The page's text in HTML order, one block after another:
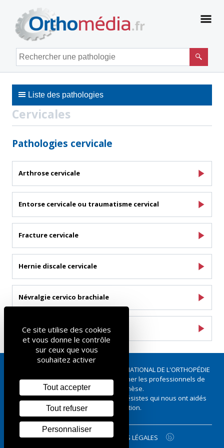
Rechercher une pathologie
Liste des pathologies
Cervicales
Pathologies cervicale
Arthrose cervicale
Entorse cervicale ou traumatisme cervical
Fracture cervicale
Hernie discale cervicale
Névralgie cervico brachiale
Torticolis spasmodique
Ce site a été réalisé par le SYNDICAT NATIONAL DE L'ORTHOPÉDIE
FRANÇAISE - Défendre et accompagner les professionnels de
l’orthopédie-orthèse.
Merci à tous les Orthopédistes-Orthésistes qui nous ont aidés
pour sa réalisation.
PLAN DU SITE MENTIONS LÉGALES
Ce site utilise des cookies
et vous donne le contrôle
sur ceux que vous
souhaitez activer
Tout accepter
Tout refuser
Personnaliser